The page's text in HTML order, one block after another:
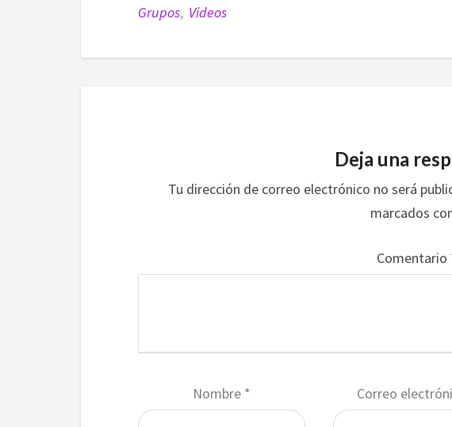
Grupos, Videos
Deja una
Tu dirección de correo electrónico no será
marcados
Comentario
Nombre * Correo